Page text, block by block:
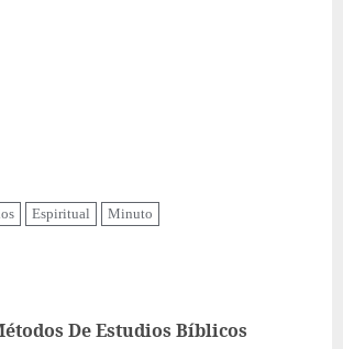
Espiritual Minuto
De Estudios Bíblicos